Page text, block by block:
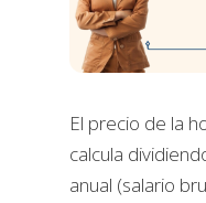
El precio de la
calcula
anual (salario